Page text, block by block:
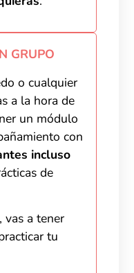
GRUPO
o cualquier
a la hora de
un módulo
con
incluso
de
vas a tener
tu